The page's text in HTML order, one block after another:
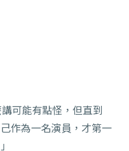
可能有點怪，但直到
作為一名演員，才第一